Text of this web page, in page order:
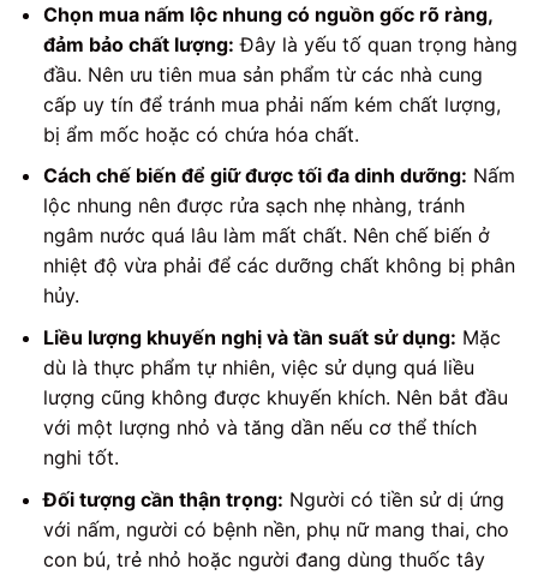
Chọn mua nấm lộc nhung có nguồn gốc rõ ràng,
đảm bảo chất lượng: Đây là yếu tố quan trọng hàng
đầu. Nên ưu tiên mua sản phẩm từ các nhà cung
cấp uy tín để tránh mua phải nấm kém chất lượng,
bị ẩm mốc hoặc có chứa hóa chất.
Cách chế biến để giữ được tối đa dinh dưỡng: Nấm
lộc nhung nên được rửa sạch nhẹ nhàng, tránh
ngâm nước quá lâu làm mất chất. Nên chế biến ở
nhiệt độ vừa phải để các dưỡng chất không bị phân
hủy.
Liều lượng khuyến nghị và tần suất sử dụng: Mặc
dù là thực phẩm tự nhiên, việc sử dụng quá liều
lượng cũng không được khuyến khích. Nên bắt đầu
với một lượng nhỏ và tăng dần nếu cơ thể thích
nghi tốt.
Đối tượng cần thận trọng: Người có tiền sử dị ứng
với nấm, người có bệnh nền, phụ nữ mang thai, cho
con bú, trẻ nhỏ hoặc người đang dùng thuốc tây